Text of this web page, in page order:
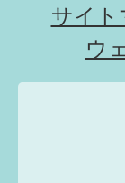
サイ
ウ